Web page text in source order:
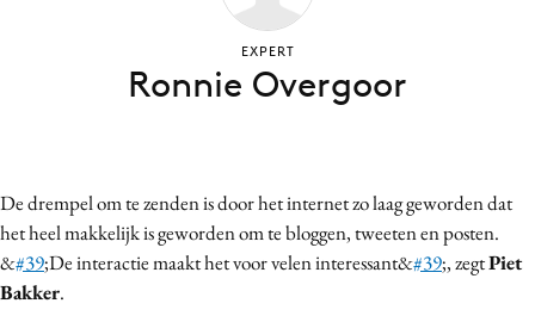
Customer Experience
Data & Insights
Design
De drempel om te zenden is door het internet zo laag geworden dat
het heel makkelijk is geworden om te bloggen, tweeten en posten.
&#39;De interactie maakt het voor velen interessant&#39;, zegtPiet
Bakker.
EXPERT
Ronnie Overgoor